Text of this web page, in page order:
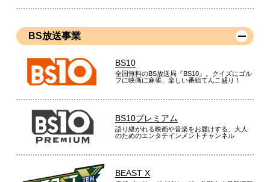
BS放送事業
BS10
全国無料のBS放送局『BS10』。クイズにゴル
フに映画に麻雀、楽しい番組てんこ盛り！
BS10プレミアム
語り継がれる映画や音楽をお届けする、大人
のためのエンタテインメントチャンネル
BEAST X